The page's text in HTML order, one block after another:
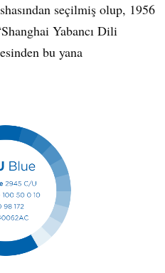
seçilmiş olup, 1956
Yabancı Dili
bu yana